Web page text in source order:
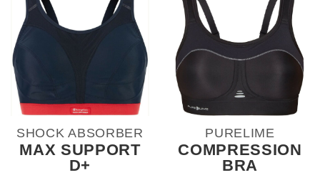
SHOCK ABSORBER
MAX SUPPORT
D+
PURELIME
COMPRESSION
BRA